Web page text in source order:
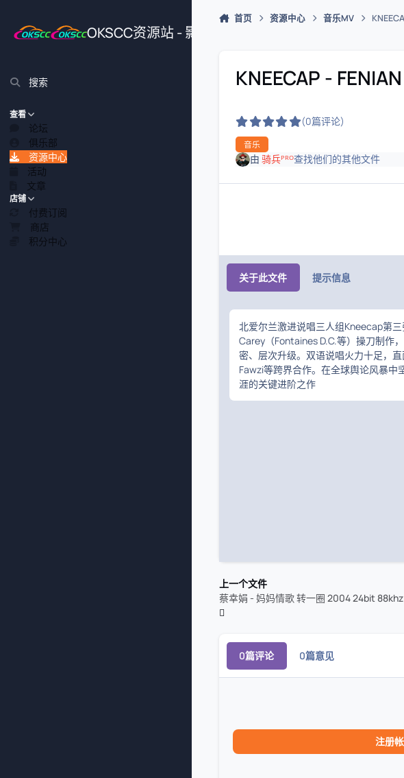
OKSCC资源站 - 影视、游戏、源码插件综合下载平台
搜索
查看
论坛
俱乐部
资源中心
活动
文章
店铺
付费订阅
商店
积分中心
首页 资源中心 音乐MV
KNEECAP -
(0篇评论)
音乐
由 骑兵ᴾᴿᴼ查找他们的其他文件
关于此文件 提示信息
北爱尔兰激进说唱三人组Kneecap第
Carey（Fontaines D.C.等）操刀制作
密、层次升级。双语说唱火力十足，
Fawzi等跨界合作。在全球舆论风暴
涯的关键进阶之作
上一个文件
蔡幸娟 - 妈妈情歌 转一圈 2004 24bit
0篇评论 0篇意见
注册